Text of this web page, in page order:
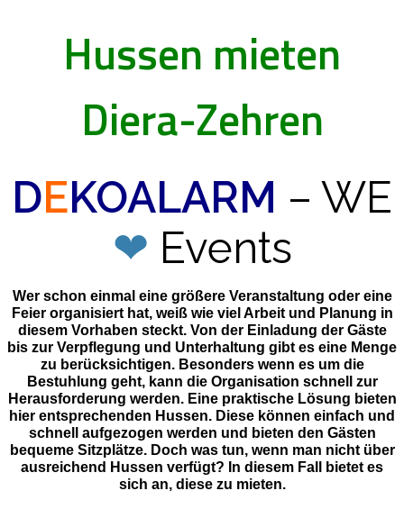
Hussen mieten
Diera-Zehren
DEKOALARM – WE
❤ Events
Wer schon einmal eine größere Veranstaltung oder eine
Feier organisiert hat, weiß wie viel Arbeit und Planung in
diesem Vorhaben steckt. Von der Einladung der Gäste
bis zur Verpflegung und Unterhaltung gibt es eine Menge
zu berücksichtigen. Besonders wenn es um die
Bestuhlung geht, kann die Organisation schnell zur
Herausforderung werden. Eine praktische Lösung bieten
hier entsprechenden Hussen. Diese können einfach und
schnell aufgezogen werden und bieten den Gästen
bequeme Sitzplätze. Doch was tun, wenn man nicht über
ausreichend Hussen verfügt? In diesem Fall bietet es
sich an, diese zu mieten.